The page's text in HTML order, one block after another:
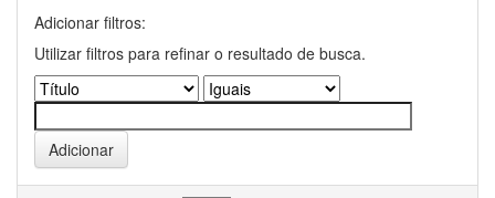
Adicionar filtros:
Utilizar filtros para refinar o resultado de busca.